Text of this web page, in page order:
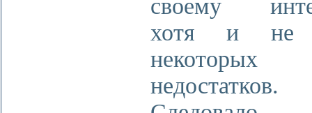
своему
хотя и не
некоторых
недостатков.